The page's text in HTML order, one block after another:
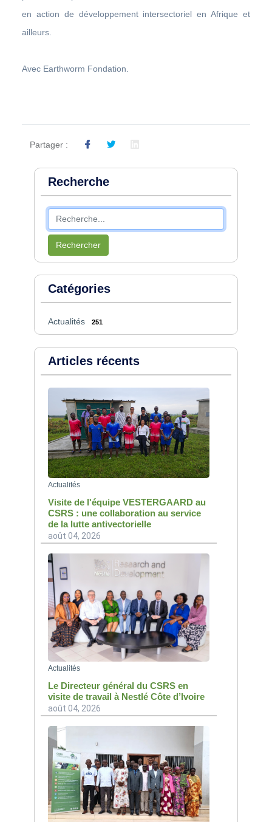
en action de développement intersectoriel en Afrique et
ailleurs.
Avec Earthworm Fondation.
Partager :
Recherche
Rechercher
Catégories
Actualités 251
Articles récents
Actualités
Visite de l'équipe VESTERGAARD au
CSRS : une collaboration au service
de la lutte antivectorielle
août 04, 2026
Actualités
Le Directeur général du CSRS en
visite de travail à Nestlé Côte d’Ivoire
août 04, 2026